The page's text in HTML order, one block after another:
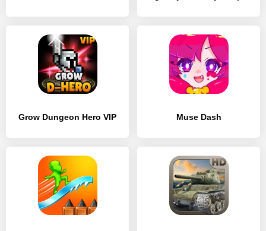
Grow Dungeon Hero VIP Muse Dash